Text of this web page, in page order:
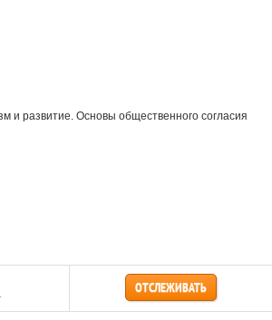
ОТСЛЕЖИВАТЬ